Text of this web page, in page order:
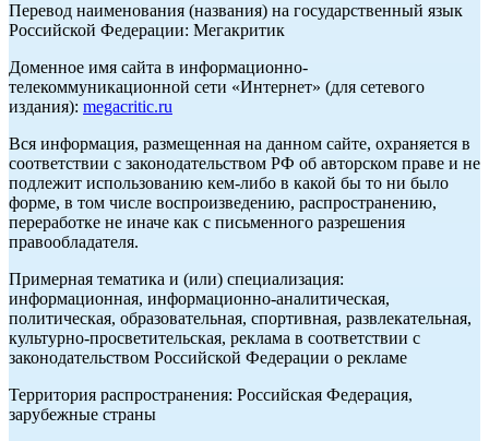
Перевод наименования (названия) на государственный язык
Российской Федерации: Мегакритик
Доменное имя сайта в информационно-
телекоммуникационной сети «Интернет» (для сетевого
издания): megacritic.ru
Вся информация, размещенная на данном сайте, охраняется в
соответствии с законодательством РФ об авторском праве и не
подлежит использованию кем-либо в какой бы то ни было
форме, в том числе воспроизведению, распространению,
переработке не иначе как с письменного разрешения
правообладателя.
Примерная тематика и (или) специализация:
информационная, информационно-аналитическая,
политическая, образовательная, спортивная, развлекательная,
культурно-просветительская, реклама в соответствии с
законодательством Российской Федерации о рекламе
Территория распространения: Российская Федерация,
зарубежные страны